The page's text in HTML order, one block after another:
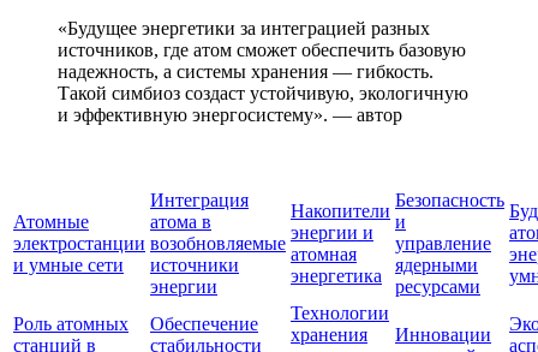
«Будущее энергетики за интеграцией разных
источников, где атом сможет обеспечить базовую
надежность, а системы хранения — гибкость.
Такой симбиоз создаст устойчивую, экологичную
и эффективную энергосистему». — автор
Атомные
электростанции
и умные сети
Интеграция
атома в
возобновляемые
источники
энергии
Накопители
энергии и
атомная
энергетика
Безопасность
и
управление
ядерными
ресурсами
Роль атомных
станций в
Обеспечение
стабильности
Технологии
хранения
Инновации